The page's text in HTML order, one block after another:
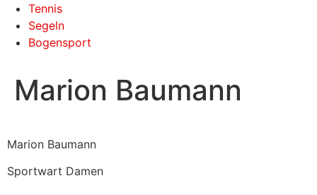
Tennis
Segeln
Bogensport
Marion Baumann
Marion Baumann
Sportwart Damen